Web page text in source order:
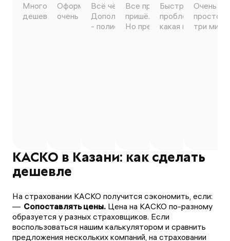
Много вариантов сделать
дешевле, быстрое оформление.
Оформил всё самостоятельно,
очень понравилось 😊
Всё чётко, понятно, оперативно.
Дополню, если кто сомневается
- полисы официальные 100%))
Все прошло быстро. Полис
пришёл на электронную
Но предложений мало.
Быстро, чётко,
проблем
какая мне более
Очень
просто
три
КАСКО в Казани: как сделать
дешевле
На страховании КАСКО получится сэкономить, если:
Сопоставлять цены. Цена на КАСКО по-разному
образуется у разных страховщиков. Если
воспользоваться нашим калькулятором и сравнить
предложения нескольких компаний, на страховании